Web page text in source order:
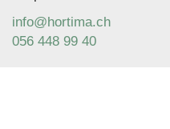
info@hortima.ch
056 448 99 40